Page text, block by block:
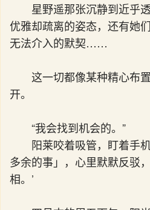
星野遥那张沉静到近乎
优雅却疏离的姿态，还有她
无法介入的默契……
这一切都像某种精心布
开。
“我会找到机会的。”
阳莱咬着吸管，盯着手
多余的事」，心里默默反驳
相。’